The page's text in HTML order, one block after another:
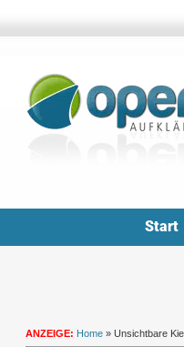
Start
ANZEIGE: Home » Unsichtbare